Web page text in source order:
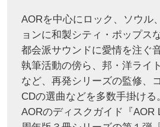
AORを中心にロック、ソウル
ョンに和製シティ・ポップス
都会派サウンドに愛情を注ぐ
執筆活動の傍ら、邦・洋ライ
など、再発シリーズの監修、
CDの選曲などを多数手掛ける
AORのディスクガイド『AOR